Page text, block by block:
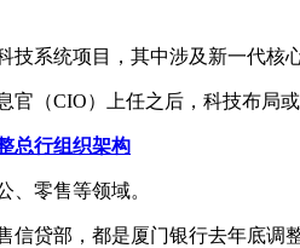
系统项目，其中涉及新一代核
（CIO）上任之后，科技布局或
总行组织架构
、零售等领域。
贷部，都是厦门银行去年底调